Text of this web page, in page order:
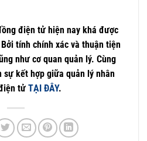
điện tử hiện nay khá được
tính chính xác và thuận tiện
như cơ quan quản lý. Cùng
sự kết hợp giữa quản lý nhân
tử TẠI ĐÂY.